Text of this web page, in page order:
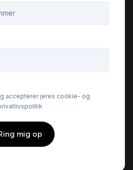
accepterer jeres cookie- og
mig op